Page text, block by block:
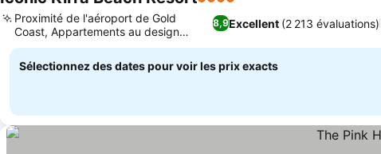
4 Étoiles
8,9Excellent (2 213 évaluations)
Proximité de l'aéroport de Gold
Coast, Appartements au design
architectural
Sélectionnez des dates pour voir les prix exacts